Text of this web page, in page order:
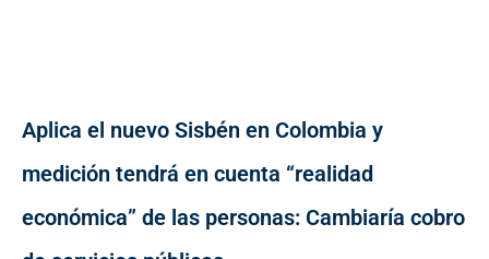
Aplica el nuevo Sisbén en Colombia y
medición tendrá en cuenta “realidad
económica” de las personas: Cambiaría cobro